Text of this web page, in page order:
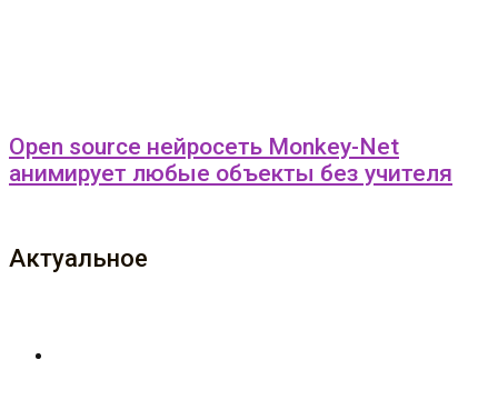
Open source нейросеть Monkey-Net
анимирует любые объекты без учителя
Актуальное